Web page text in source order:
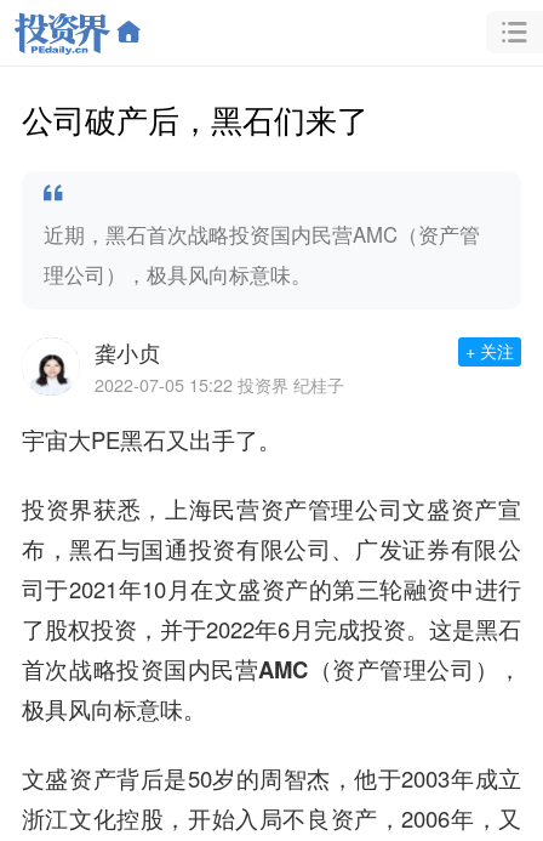
公司破产后，黑石们来了
近期，黑石首次战略投资国内民营AMC（资产管
理公司），极具风向标意味。
龚小贞
2022-07-05 15:22 投资界 纪桂子
+ 关注
宇宙大PE黑石又出手了。
投资界获悉，上海民营资产管理公司文盛资产宣
布，黑石与国通投资有限公司、广发证券有限公
司于2021年10月在文盛资产的第三轮融资中进行
了股权投资，并于2022年6月完成投资。 这是黑石
首次战略投资国内民营AMC（资产管理公司），
极具风向标意味。
文盛资产背后是50岁的周智杰，他于2003年成立
浙江文化控股，开始入局不良资产，2006年，又